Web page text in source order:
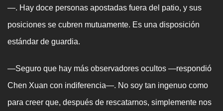
—. Hay doce personas apostadas fuera del patio, y sus
posiciones se cubren mutuamente. Es una disposición
estándar de guardia.
—Seguro que hay más observadores ocultos —respondió
Chen Xuan con indiferencia—. No soy tan ingenuo como
para creer que, después de rescatarnos, simplemente nos